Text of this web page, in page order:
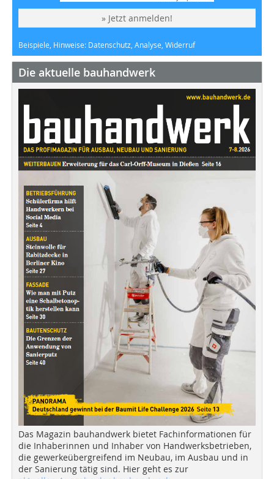
» Jetzt anmelden!
Beispiele, Hinweise: Datenschutz, Analyse, Widerruf
Die aktuelle bauhandwerk
Das Magazin bauhandwerk bietet Fachinformationen für
die Inhaberinnen und Inhaber von Handwerksbetrieben,
die gewerkeübergreifend im Neubau, im Ausbau und in
der Sanierung tätig sind. Hier geht es zur